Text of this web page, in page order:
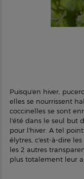
Puisqu'en hiver,
elles se nourrissent
coccinelles se sont
l'été dans le seul but
pour l'hiver. A tel
élytres, c'est-à-dire
les 2 autres
plus totalement leur